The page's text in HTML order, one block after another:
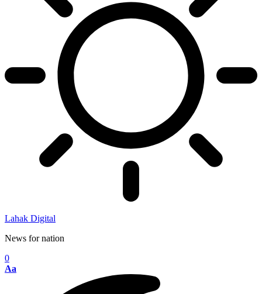
Lahak Digital
News for nation
0
Aa